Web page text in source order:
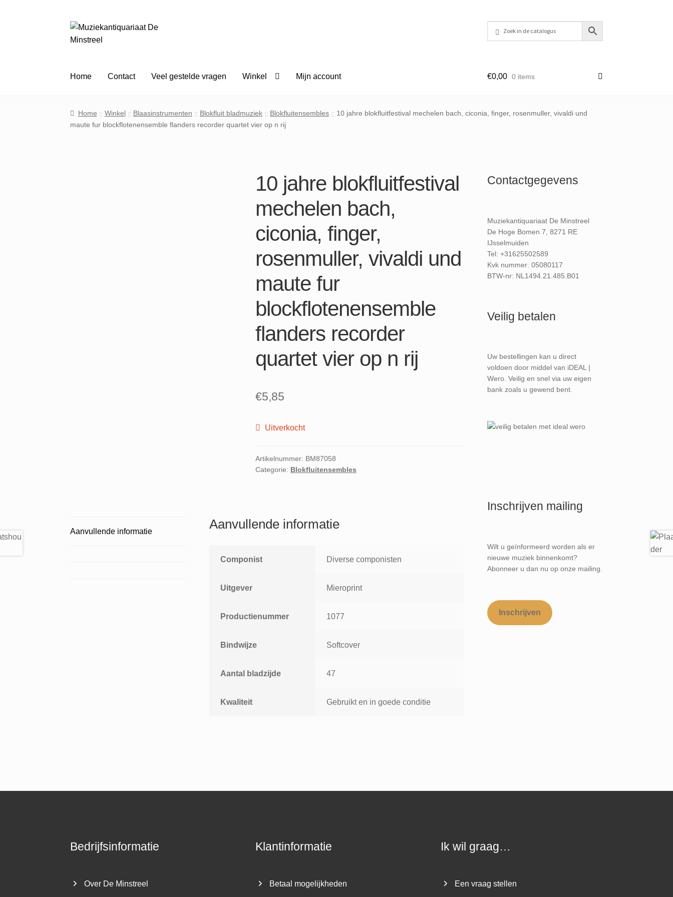
Ga
door
Ga
naar
Home
Contact Veel gestelde vragen Winkel Mijn account €0,00 0 items
Home Winkel Blaasinstrumenten Blokfluit bladmuziek Blokfluitensembles
10 jahre blokfluitfestival mechelen bach, ciconia, finger, rosenmuller, vivaldi und
maute fur blockflotenensemble flanders recorder quartet vier op n rij
10 jahre blokfluitfestival
mechelen bach,
ciconia, finger,
rosenmuller, vivaldi und
maute fur
blockflotenensemble
flanders recorder
quartet vier op n rij
€5,85
Uitverkocht
Artikelnummer: BM87058
Categorie: Blokfluitensembles
Aanvullende informatie
Aanvullende informatie
Componist Diverse componisten
Uitgever Mieroprint
Productienummer 1077
Bindwijze Softcover
Aantal bladzijde 47
Kwaliteit Gebruikt en in goede conditie
Contactgegevens
Muziekantiquariaat De Minstreel
De Hoge Bomen 7, 8271 RE
IJsselmuiden
Tel: +31625502589
Kvk nummer: 05080117
BTW-nr: NL1494.21.485.B01
Veilig betalen
Uw bestellingen kan u direct
voldoen door middel van iDEAL |
Wero. Veilig en snel via uw eigen
bank zoals u gewend bent.
Inschrijven mailing
Wilt u geïnformeerd worden als er
nieuwe muziek binnenkomt?
Abonneer u dan nu op onze mailing.
Inschrijven
Bedrijfsinformatie
Over De Minstreel
Klantinformatie
Betaal mogelijkheden
Ik wil graag…
Een vraag stellen